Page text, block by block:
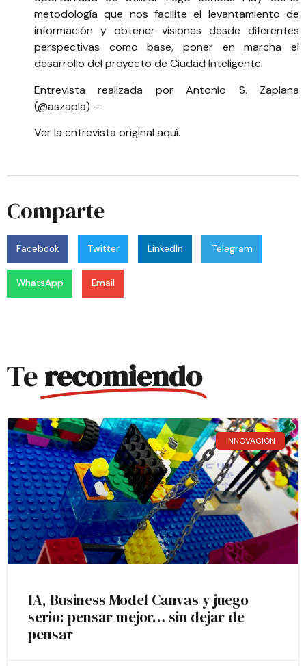
metodología que nos facilite el levantamiento de
información y obtener visiones desde diferentes
perspectivas como base, poner en marcha el
desarrollo del proyecto de Ciudad Inteligente.
Entrevista realizada porAntonio S. Zaplana
(@aszapla) –
Ver la entrevista original aquí.
Comparte
Facebook Twitter LinkedIn Telegram
WhatsApp Email
Terecomiendo
INNOVACIÓN
IA, Business Model Canvas y juego
serio: pensar mejor… sin dejar de
pensar